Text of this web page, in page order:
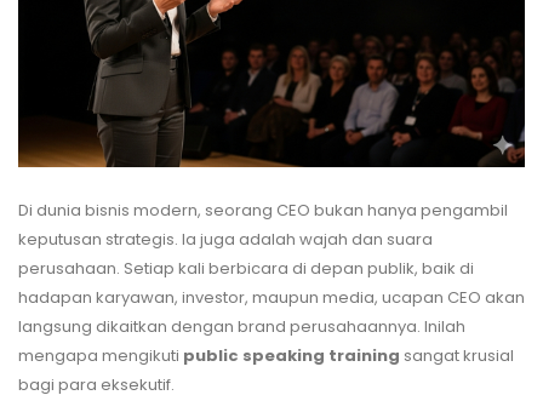
Di dunia bisnis modern, seorang CEO bukan hanya pengambil
keputusan strategis. Ia juga adalah wajah dan suara
perusahaan. Setiap kali berbicara di depan publik, baik di
hadapan karyawan, investor, maupun media, ucapan CEO akan
langsung dikaitkan dengan brand perusahaannya. Inilah
mengapa mengikuti public speaking training sangat krusial
bagi para eksekutif.